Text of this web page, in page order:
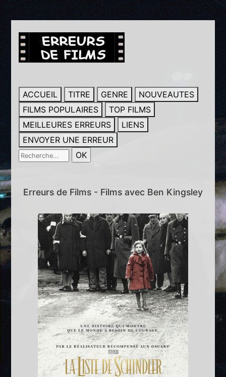
ACCUEIL TITRE GENRE
NOUVEAUTES
FILMS POPULAIRES
TOP FILMS
MEILLEURES ERREURS
LIENS
ENVOYER UNE ERREUR
Erreurs de Films - Films avec Ben Kingsley